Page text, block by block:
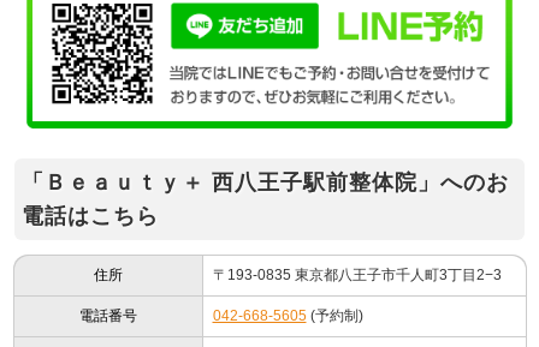
「Ｂｅａｕｔｙ＋ 西八王子駅前整体院」へのお
電話はこちら
住所 〒193-0835 東京都八王子市千人町3丁目2−3
電話番号 042-668-5605(予約制)